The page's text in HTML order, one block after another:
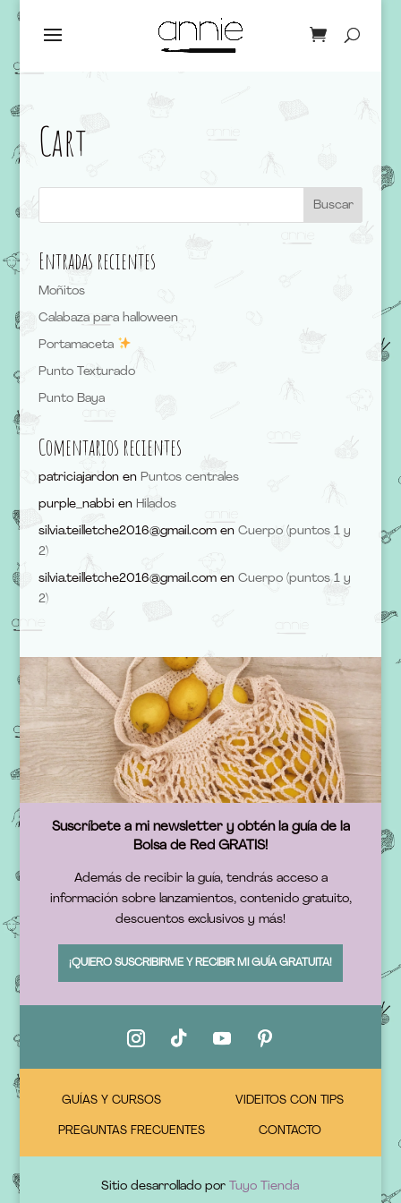
Cart
Entradas recientes
Moñitos
Calabaza para halloween
Portamaceta
Punto Texturado
Punto Baya
Comentarios recientes
patriciajardonen Puntos centrales
purple_nabbi en Hilados
silvia.teilletche2016@gmail.comen Cuerpo (puntos 1 y
2)
silvia.teilletche2016@gmail.comen Cuerpo (puntos 1 y
2)
Suscríbete a mi newsletter y obtén la guía de la
Bolsa de Red GRATIS!
Además de recibir la guía, tendrás acceso a
información sobre lanzamientos, contenido gratuito,
descuentos exclusivos y más!
¡QUIERO SUSCRIBIRME Y RECIBIR MI GUÍA GRATUITA!
GUÍAS Y CURSOS VIDEITOS CON TIPS
PREGUNTAS FRECUENTES CONTACTO
Sitio desarrollado por Tuyo Tienda